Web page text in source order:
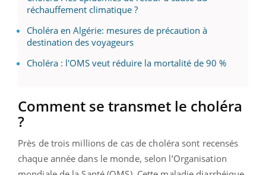
réchauffement climatique ?
Choléra en Algérie: mesures de précaution à
destination des voyageurs
Choléra : l'OMS veut réduire la mortalité de 90 %
Comment se transmet le choléra
?
Près de trois millions de cas de choléra sont recensés
chaque année dans le monde, selon l’Organisation